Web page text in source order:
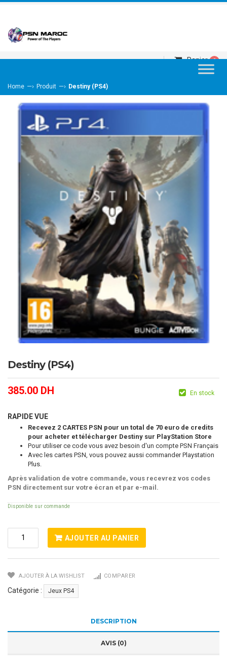
Panier 0
Home —› Produit —› Destiny (PS4)
Destiny (PS4)
385.00 DH En stock
RAPIDE VUE
Recevez 2 CARTES PSN pour un total de 70 euro de credits
pour acheter et télécharger Destiny sur PlayStation Store
Pour utiliser ce code vous avez besoin d'un compte PSN Français
Avec les cartes PSN, vous pouvez aussi commander Playstation
Plus.
Après validation de votre commande, vous recevrez vos codes
PSN directement sur votre écran et par e-mail.
Disponible sur commande
Quantité
De
Destiny
AJOUTER AU PANIER
AJOUTER À LA WISHLIST COMPARER
Catégorie : Jeux PS4
DESCRIPTION
AVIS (0)